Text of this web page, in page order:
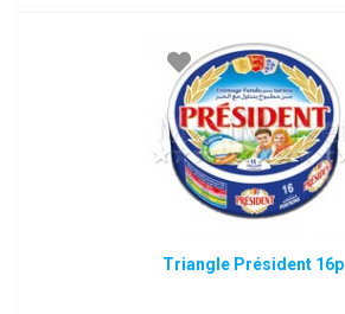
Triangle Président 16p